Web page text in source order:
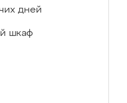
дней
шкаф